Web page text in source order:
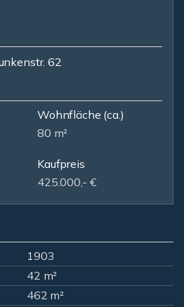
62
Wohnfläche (ca.)
80 m²
Kaufpreis
425.000,- €
1903
42 m²
462 m²